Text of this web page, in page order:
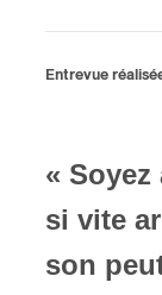
Entrevue
«
si vite
son